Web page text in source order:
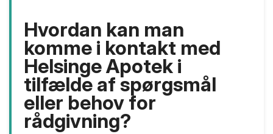
Hvordan kan man
komme i kontakt med
Helsinge Apotek i
tilfælde af spørgsmål
eller behov for
rådgivning?